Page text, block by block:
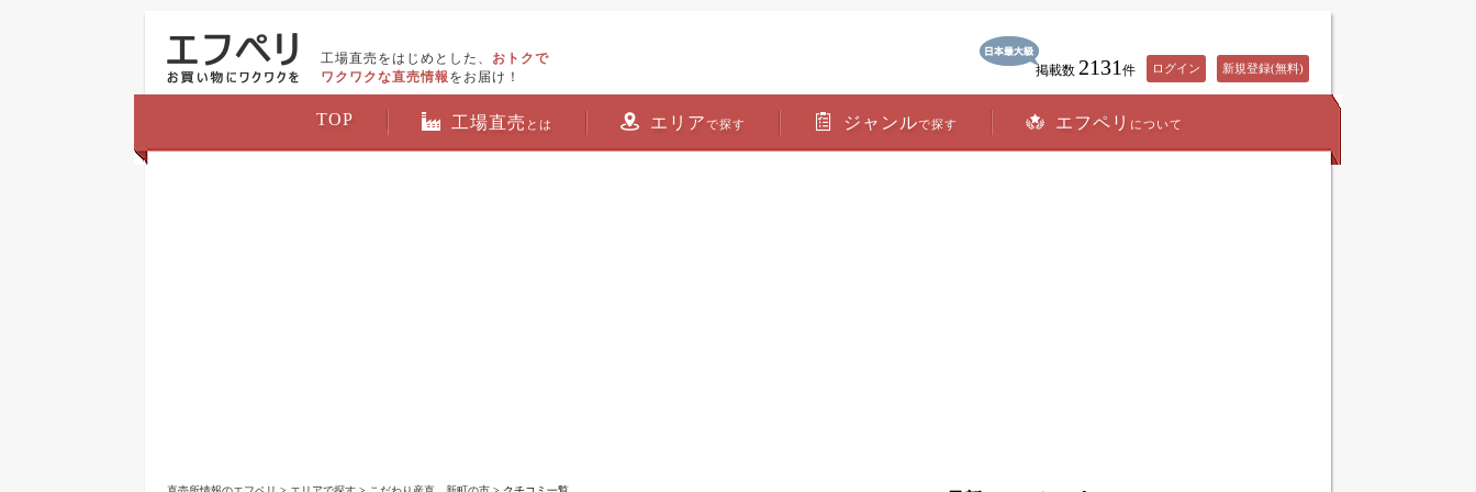
工場直売をはじめとした、 おトクで
ワクワクな直売情報 をお届け！ 掲載数 2131 件 ログイン 新規登録(無料)
TOP 工場直売 とは エリアで探す ジャンルで探す エフペリ について